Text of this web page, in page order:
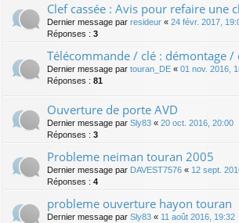
Clef cassée : Avis pour refaire une
Dernier message par resideur « 24 févr. 2017,
Réponses : 3
Télécommande / clé : démontage /
Dernier message par touran_DE « 01 nov. 2016,
Réponses : 81
Ouverture de porte AVD
Dernier message par Sly83 « 20 oct. 2016, 20:00
Réponses : 3
Probleme neiman touran 2005
Dernier message par DAVEST7576 « 12 sept.
Réponses : 4
probleme ouverture hayon touran
Dernier message par Sly83 « 11 août 2016, 19:32